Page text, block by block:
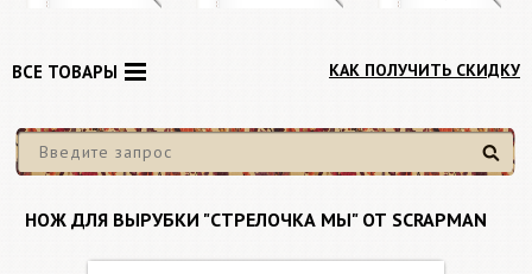
КАК ПОЛУЧИТЬ СКИДКУ
Найти
ВСЕ ТОВАРЫ
НОЖ ДЛЯ ВЫРУБКИ "CТРЕЛОЧКА МЫ" ОТ SCRAPMAN